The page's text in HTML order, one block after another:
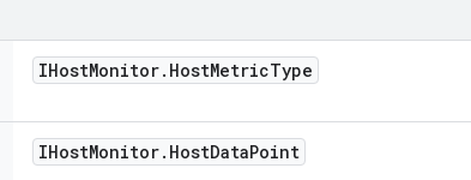
IHostMonitor. HostMetricType
IHostMonitor. HostDataPoint